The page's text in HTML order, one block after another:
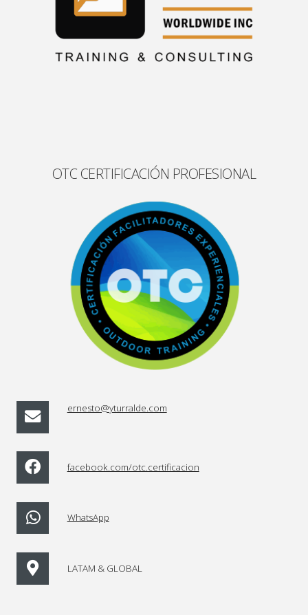
OTC CERTIFICACIÓN PROFESIONAL
ernesto@yturralde.com
facebook.com/otc.certificacion
WhatsApp
LATAM & GLOBAL